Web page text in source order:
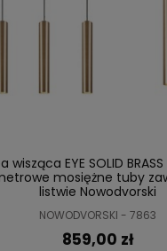
wisząca EYE SOLID
mosiężne tuby
listwie Nowodvorski
NOWODVORSKI - 7863
859,00 zł